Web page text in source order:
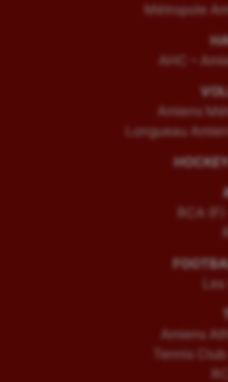
Métropole
AHC –
Amiens
Longueau
RCA
Amiens
Tennis